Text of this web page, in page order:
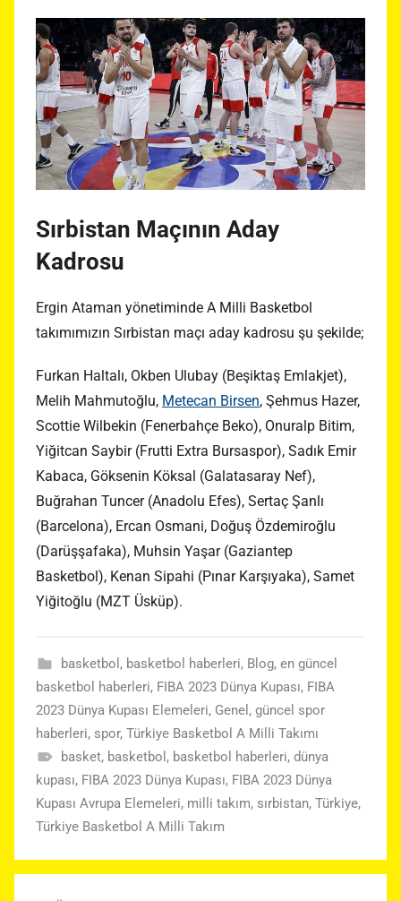
Sırbistan Maçının Aday
Kadrosu
Ergin Ataman yönetiminde A Milli Basketbol
takımımızın Sırbistan maçı aday kadrosu şu şekilde;
Furkan Haltalı, Okben Ulubay (Beşiktaş Emlakjet),
Melih Mahmutoğlu, Metecan Birsen, Şehmus Hazer,
Scottie Wilbekin (Fenerbahçe Beko), Onuralp Bitim,
Yiğitcan Saybir (Frutti Extra Bursaspor), Sadık Emir
Kabaca, Göksenin Köksal (Galatasaray Nef),
Buğrahan Tuncer (Anadolu Efes), Sertaç Şanlı
(Barcelona), Ercan Osmani, Doğuş Özdemiroğlu
(Darüşşafaka), Muhsin Yaşar (Gaziantep
Basketbol), Kenan Sipahi (Pınar Karşıyaka), Samet
Yiğitoğlu (MZT Üsküp).
basketbol , basketbol haberleri, Blog, en güncel
basketbol haberleri, FIBA 2023 Dünya Kupası, FIBA
2023 Dünya Kupası Elemeleri, Genel , güncel spor
haberleri, spor, Türkiye Basketbol A Milli Takımı
basket, basketbol , basketbol haberleri, dünya
kupası, FIBA 2023 Dünya Kupası, FIBA 2023 Dünya
Kupası Avrupa Elemeleri, milli takım, sırbistan, Türkiye,
Türkiye Basketbol A Milli Takım